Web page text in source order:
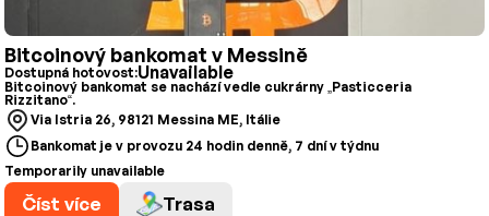
Bitcoinový bankomat v Messině
Dostupná hotovost:Unavailable
Bitcoinový bankomat se nachází vedle cukrárny „Pasticceria
Rizzitano“.
Via Istria 26, 98121 Messina ME, Itálie
Bankomat je v provozu 24 hodin denně, 7 dní v týdnu
Temporarily unavailable
Číst více Trasa